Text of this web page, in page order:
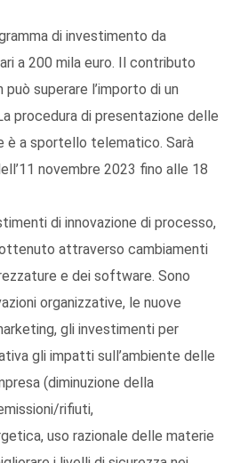
di investimento da
a 200 mila euro. Il contributo
superare l’importo di un
procedura di presentazione delle
è a sportello telematico. Sarà
novembre 2023 fino alle 18
di innovazione di processo,
attraverso cambiamenti
e dei software. Sono
organizzative, le nuove
gli investimenti per
gli impatti sull’ambiente delle
(diminuzione della
rifiuti,
uso razionale delle materie